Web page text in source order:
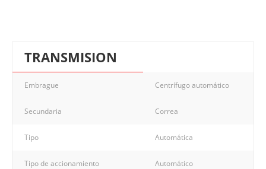
TRANSMISION
Embrague Centrífugo automático
Secundaria Correa
Tipo Automática
Tipo de accionamiento Automático